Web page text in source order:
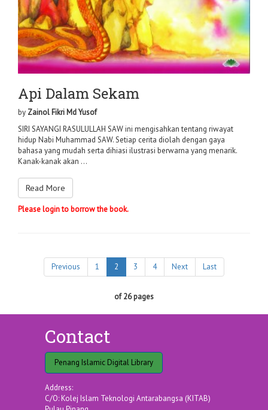
Api Dalam Sekam
by Zainol Fikri Md Yusof
SIRI SAYANGI RASULULLAH SAW ini mengisahkan tentang riwayat
hidup Nabi Muhammad SAW. Setiap cerita diolah dengan gaya
bahasa yang mudah serta dihiasi ilustrasi berwarna yang menarik.
Kanak-kanak akan ...
Read More
Please login to borrow the book.
Previous 1 2 3 4 Next Last
of 26 pages
Contact
Penang Islamic Digital Library
Address:
C/O: Kolej Islam Teknologi Antarabangsa (KITAB)